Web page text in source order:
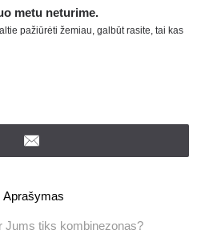
metu neturime.
pažiūrėti žemiau, galbūt rasite, tai kas
Aprašymas
Jums tiks kombinezonas?